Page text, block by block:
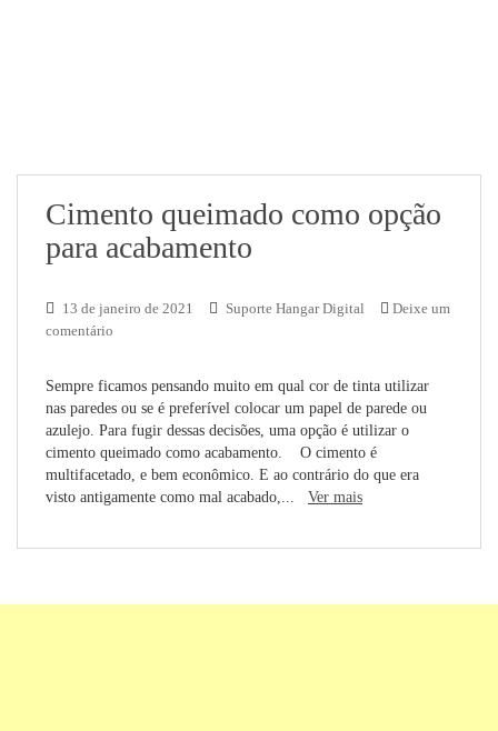
Cimento queimado como opção
para acabamento
13 de janeiro de 2021 Suporte Hangar Digital
Deixe um
comentário
Sempre ficamos pensando muito em qual cor de tinta utilizar
nas paredes ou se é preferível colocar um papel de parede ou
azulejo. Para fugir dessas decisões, uma opção é utilizar o
cimento queimado como acabamento. O cimento é
multifacetado, e bem econômico. E ao contrário do que era
visto antigamente como mal acabado,... Ver mais